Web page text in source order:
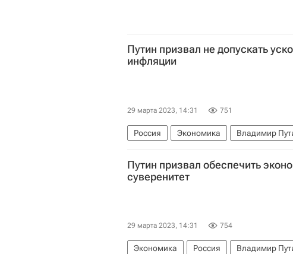
Путин призвал не допускать
инфляции
29 марта 2023, 14:31 751
Россия Экономика Владимир
Путин призвал обеспечить
суверенитет
29 марта 2023, 14:31 754
Экономика Россия Владимир